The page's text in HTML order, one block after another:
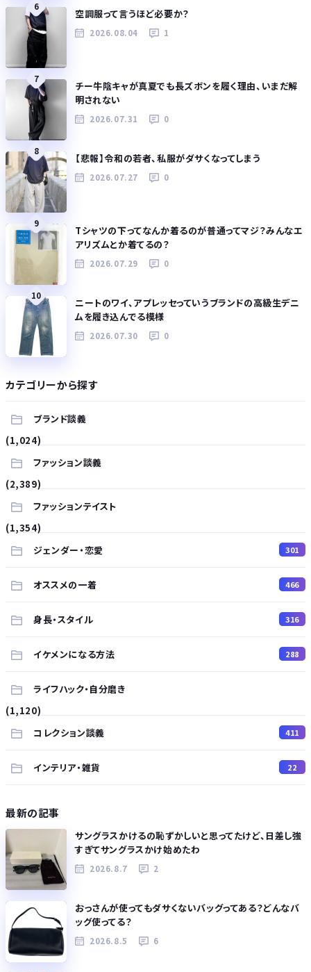
6
空調服って言うほど必要か？
2026.08.04 1
7
チー牛陰キャが真夏でも長ズボンを履く理由、いまだ解
明されない
2026.07.31 0
8
【悲報】令和の若者、私服がダサくなってしまう
2026.07.27 0
9
Tシャツの下ってなんか着るのが普通ってマジ？みんなエ
アリズムとか着てるの？
2026.07.29 0
10
ニートのワイ、アプレッセっていうブランドの高級生デニ
ムを履き込んでる模様
2026.07.30 0
カテゴリーから探す
ブランド談義
(1,024)
ファッション談義
(2,389)
ファッションテイスト
(1,354)
ジェンダー・恋愛
301
オススメの一着 466
身長・スタイル 316
イケメンになる方法 288
ライフハック・自分磨き
(1,120)
コレクション談義
411
インテリア・雑貨 22
最新の記事
サングラスかけるの恥ずかしいと思ってたけど、日差し強
すぎてサングラスかけ始めたわ
2026.8.7 2
おっさんが使ってもダサくないバッグってある？どんなバ
ッグ使ってる？
2026.8.5 6